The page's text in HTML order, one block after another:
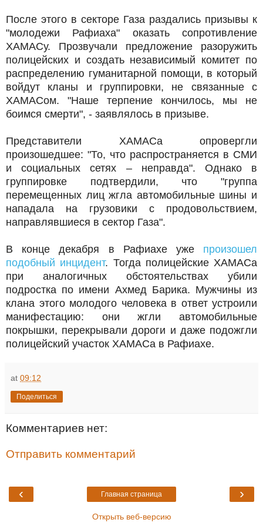
После этого в секторе Газа раздались призывы к
"молодежи Рафиаха" оказать сопротивление
ХАМАСу. Прозвучали предложение разоружить
полицейских и создать независимый комитет по
распределению гуманитарной помощи, в который
войдут кланы и группировки, не связанные с
ХАМАСом. "Наше терпение кончилось, мы не
боимся смерти", - заявлялось в призыве.
Представители ХАМАСа опровергли
произошедшее: "То, что распространяется в СМИ
и социальных сетях – неправда". Однако в
группировке подтвердили, что "группа
перемещенных лиц жгла автомобильные шины и
нападала на грузовики с продовольствием,
направлявшиеся в сектор Газа".
В конце декабря в Рафиахе уже произошел
подобный инцидент. Тогда полицейские ХАМАСа
при аналогичных обстоятельствах убили
подростка по имени Ахмед Барика. Мужчины из
клана этого молодого человека в ответ устроили
манифестацию: они жгли автомобильные
покрышки, перекрывали дороги и даже подожгли
полицейский участок ХАМАСа в Рафиахе.
at 09:12
Поделиться
Комментариев нет:
Отправить комментарий
‹ ›
Главная страница
Открыть веб-версию